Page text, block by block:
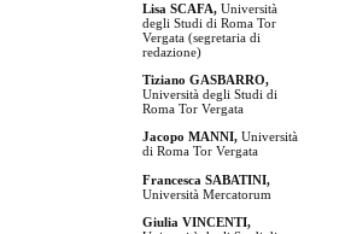
Lisa SCAFA, Università
degli Studi di Roma Tor
Vergata (segretaria di
redazione)
Tiziano GASBARRO,
Università degli Studi di
Roma Tor Vergata
Jacopo MANNI, Università
di Roma Tor Vergata
Francesca SABATINI,
Università Mercatorum
Giulia VINCENTI,